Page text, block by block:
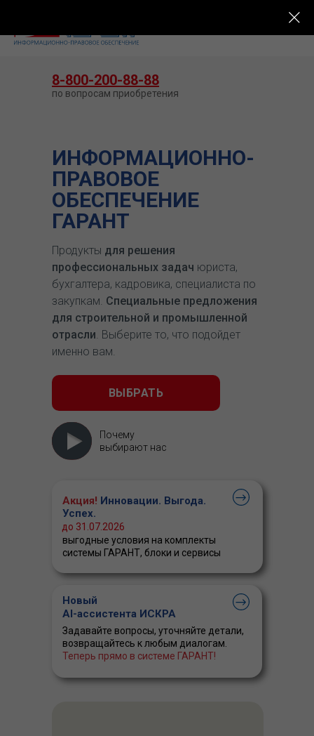
ИНФОРМАЦИОННО-
ПРАВОВОЕ
ОБЕСПЕЧЕНИЕ
ГАРАНТ
Продукты для решения
профессиональных задач юриста,
бухгалтера, кадровика, специалиста по
закупкам. Специальные предложения
для строительной и промышленной
отрасли. Выберите то, что подойдет
именно вам.
ВЫБРАТЬ
Почему
выбирают нас
Акция! Инновации. Выгода.
Успех.
выгодные условия на комплекты
системы ГАРАНТ, блоки и сервисы
до 31.07.2026
8-800-200-88-88
по вопросам приобретения
Новый
AI-ассистента ИСКРА
Задавайте вопросы, уточняйте детали,
возвращайтесь к любым диалогам.
Теперь прямо в системе ГАРАНТ!